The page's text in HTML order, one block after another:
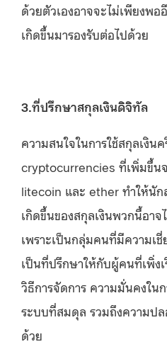
ด้วยตัวเองอาจจะไม่เพียงพ
เกิดขึ้นมารองรับต่อไปด้วย
3.ที่ปรึกษาสกุลเงินดิจิทัล
ความสนใจในการใช้สกุลเงิน
cryptocurrencies ที่เพิ่มขึ้น
litecoin และ ether ทำให้นั
เกิดขึ้นของสกุลเงินพวกนี้อา
เพราะเป็นกลุ่มคนที่มีความเ
เป็นที่ปรึกษาให้กับผู้คนที่เพิ่ง
วิธีการจัดการ ความมั่นคงใน
ระบบที่สมดุล รวมถึงความป
ด้วย